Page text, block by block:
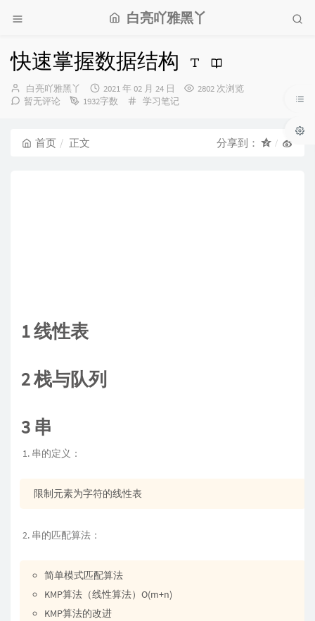
白亮吖雅黑丫
快速掌握数据结构
博
主：
白亮吖雅黑丫
发
布
2021 年 02 月 24 日
2802 次浏览
暂无评论
1932字数
分
学习笔记
首页 正文 分享到：
1 线性表
2 栈与队列
3 串
串的定义：
限制元素为字符的线性表
串的匹配算法：
简单模式匹配算法
KMP算法（线性算法）O(m+n)
KMP算法的改进